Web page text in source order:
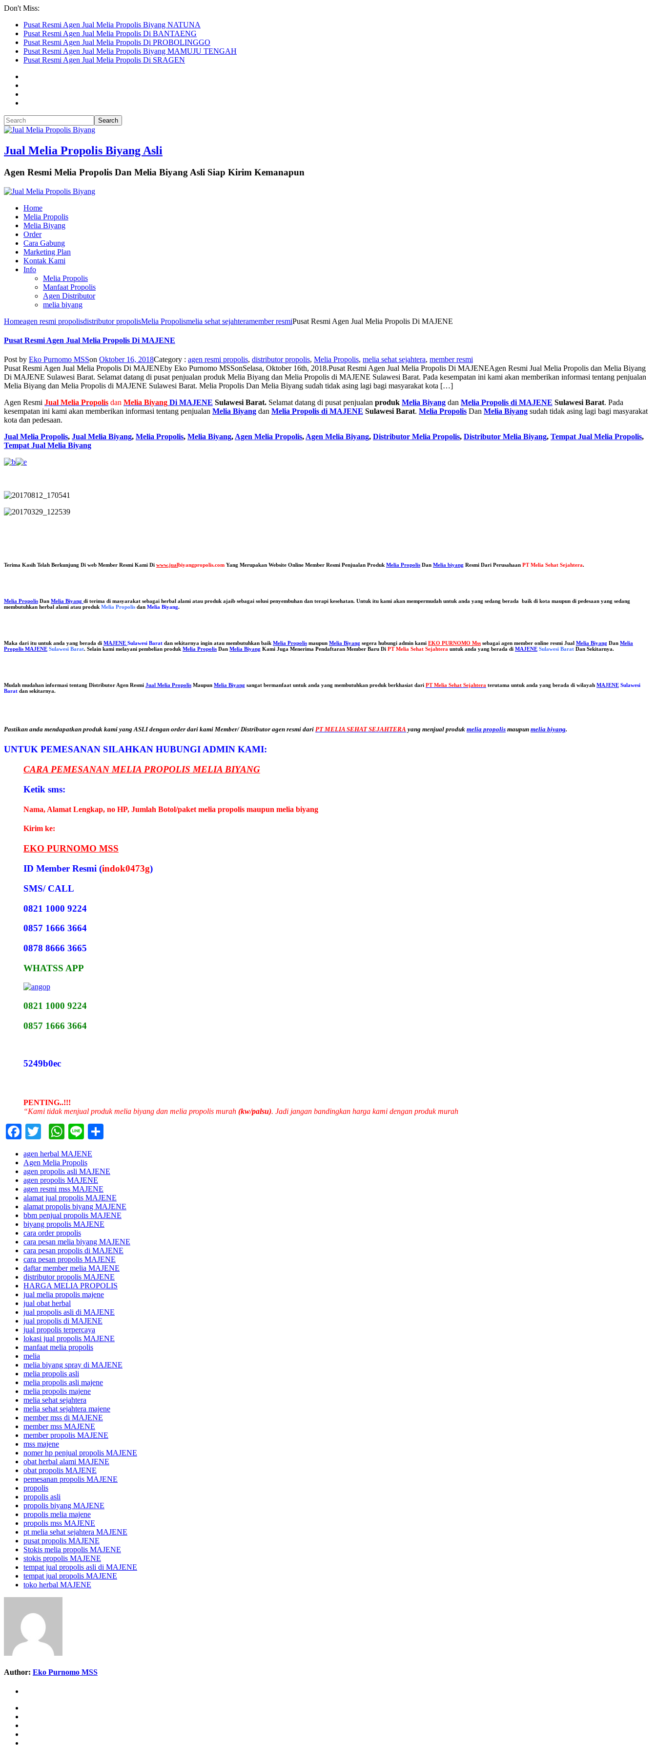
Don't Miss:
Pusat Resmi Agen Jual Melia Propolis Biyang NATUNA
Pusat Resmi Agen Jual Melia Propolis Di BANTAENG
Pusat Resmi Agen Jual Melia Propolis Di PROBOLINGGO
Pusat Resmi Agen Jual Melia Propolis Biyang MAMUJU TENGAH
Pusat Resmi Agen Jual Melia Propolis Di SRAGEN
Jual Melia Propolis Biyang Asli
Agen Resmi Melia Propolis Dan Melia Biyang Asli Siap Kirim Kemanapun
Home
Melia Propolis
Melia Biyang
Order
Cara Gabung
Marketing Plan
Kontak Kami
Info
Melia Propolis
Manfaat Propolis
Agen Distributor
melia biyang
Homeagen resmi propolisdistributor propolisMelia Propolismelia sehat sejahteramember resmiPusat Resmi Agen Jual Melia Propolis Di MAJENE
Pusat Resmi Agen Jual Melia Propolis Di MAJENE
Post by Eko Purnomo MSSon Oktober 16, 2018Category : agen resmi propolis, distributor propolis, Melia Propolis, melia sehat sejahtera, member resmi
Pusat Resmi Agen Jual Melia Propolis Di MAJENEby Eko Purnomo MSSonSelasa, Oktober 16th, 2018.Pusat Resmi Agen Jual Melia Propolis Di MAJENEAgen Resmi Jual Melia Propolis dan Melia Biyang
Di MAJENE Sulawesi Barat. Selamat datang di pusat penjualan produk Melia Biyang dan Melia Propolis di MAJENE Sulawesi Barat. Pada kesempatan ini kami akan memberikan informasi tentang penjualan
Melia Biyang dan Melia Propolis di MAJENE Sulawesi Barat. Melia Propolis Dan Melia Biyang sudah tidak asing lagi bagi masyarakat kota […]
Agen Resmi Jual Melia Propolis dan Melia Biyang Di MAJENE Sulawesi Barat. Selamat datang di pusat penjualan produk Melia Biyang dan Melia Propolis di MAJENE Sulawesi Barat. Pada
kesempatan ini kami akan memberikan informasi tentang penjualan Melia Biyang dan Melia Propolis di MAJENE Sulawesi Barat. Melia Propolis Dan Melia Biyang sudah tidak asing lagi bagi masyarakat
kota dan pedesaan.
Jual Melia Propolis, Jual Melia Biyang, Melia Propolis, Melia Biyang, Agen Melia Propolis, Agen Melia Biyang, Distributor Melia Propolis, Distributor Melia Biyang, Tempat Jual Melia Propolis,
Tempat Jual Melia Biyang
Terima Kasih Telah Berkunjung Di web Member Resmi Kami Di www.jualbiyangpropolis.com Yang Merupakan Website Online Member Resmi Penjualan Produk Melia Propolis Dan Melia biyang Resmi Dari Perusahaan PT Melia Sehat Sejahtera.
Melia Propolis Dan Melia Biyang di terima di masyarakat sebagai herbal alami atau produk ajaib sebagai solusi penyembuhan dan terapi kesehatan. Untuk itu kami akan mempermudah untuk anda yang sedang berada baik di kota maupun di pedesaan yang sedang
membutuhkan herbal alami atau produk Melia Propolis dan Melia Biyang.
Maka dari itu untuk anda yang berada di MAJENE Sulawesi Barat dan sekitarnya ingin atau membutuhkan baik Melia Propolis maupun Melia Biyang segera hubungi admin kami EKO PURNOMO Mss sebagai agen member online resmi Jual Melia Biyang Dan Melia
Propolis MAJENE Sulawesi Barat. Selain kami melayani pembelian produk Melia Propolis Dan Melia Biyang Kami Juga Menerima Pendaftaran Member Baru Di PT Melia Sehat Sejahtera untuk anda yang berada di MAJENE Sulawesi Barat Dan Sekitarnya.
Mudah mudahan informasi tentang Distributor Agen Resmi Jual Melia Propolis Maupun Melia Biyang sangat bermanfaat untuk anda yang membutuhkan produk berkhasiat dari PT Melia Sehat Sejahtera terutama untuk anda yang berada di wilayah MAJENE Sulawesi
Barat dan sekitarnya.
Pastikan anda mendapatkan produk kami yang ASLI dengan order dari kami Member/ Distributor agen resmi dari PT MELIA SEHAT SEJAHTERA yang menjual produk melia propolis maupun melia biyang.
UNTUK PEMESANAN SILAHKAN HUBUNGI ADMIN KAMI:
CARA PEMESANAN MELIA PROPOLIS MELIA BIYANG
Ketik sms:
Nama, Alamat Lengkap, no HP, Jumlah Botol/paket melia propolis maupun melia biyang
Kirim ke:
EKO PURNOMO MSS
ID Member Resmi (indok0473g)
SMS/ CALL
0821 1000 9224
0857 1666 3664
0878 8666 3665
WHATSS APP
0821 1000 9224
0857 1666 3664
5249b0ec
PENTING..!!!
“Kami tidak menjual produk melia biyang dan melia propolis murah (kw/palsu). Jadi jangan bandingkan harga kami dengan produk murah
Facebook
TwitterWhatsApp
Line
agen herbal MAJENE
Agen Melia Propolis
agen propolis asli MAJENE
agen propolis MAJENE
agen resmi mss MAJENE
alamat jual propolis MAJENE
alamat propolis biyang MAJENE
bbm penjual propolis MAJENE
biyang propolis MAJENE
cara order propolis
cara pesan melia biyang MAJENE
cara pesan propolis di MAJENE
cara pesan propolis MAJENE
daftar member melia MAJENE
distributor propolis MAJENE
HARGA MELIA PROPOLIS
jual melia propolis majene
jual obat herbal
jual propolis asli di MAJENE
jual propolis di MAJENE
jual propolis terpercaya
lokasi jual propolis MAJENE
manfaat melia propolis
melia
melia biyang spray di MAJENE
melia propolis asli
melia propolis asli majene
melia propolis majene
melia sehat sejahtera
melia sehat sejahtera majene
member mss di MAJENE
member mss MAJENE
member propolis MAJENE
mss majene
nomer hp penjual propolis MAJENE
obat herbal alami MAJENE
obat propolis MAJENE
pemesanan propolis MAJENE
propolis
propolis asli
propolis biyang MAJENE
propolis melia majene
propolis mss MAJENE
pt melia sehat sejahtera MAJENE
pusat propolis MAJENE
Stokis melia propolis MAJENE
stokis propolis MAJENE
tempat jual propolis asli di MAJENE
tempat jual propolis MAJENE
toko herbal MAJENE
Author: Eko Purnomo MSS